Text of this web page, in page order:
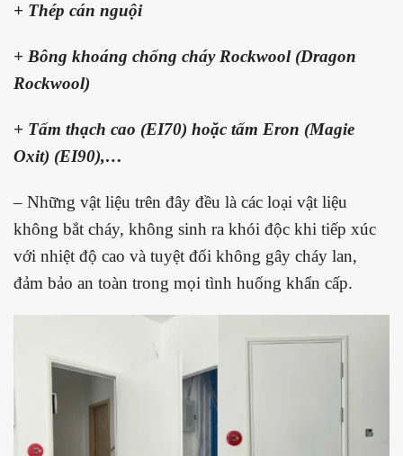
+ Thép cán nguội
+ Bông khoáng chống cháy Rockwool (Dragon
Rockwool)
+ Tấm thạch cao (EI70) hoặc tấm Eron (Magie
Oxit) (EI90),…
– Những vật liệu trên đây đều là các loại vật liệu
không bắt cháy, không sinh ra khói độc khi tiếp xúc
với nhiệt độ cao và tuyệt đối không gây cháy lan,
đảm bảo an toàn trong mọi tình huống khẩn cấp.